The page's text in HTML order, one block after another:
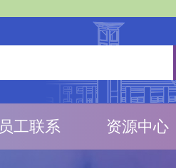
员工联系 资源中心